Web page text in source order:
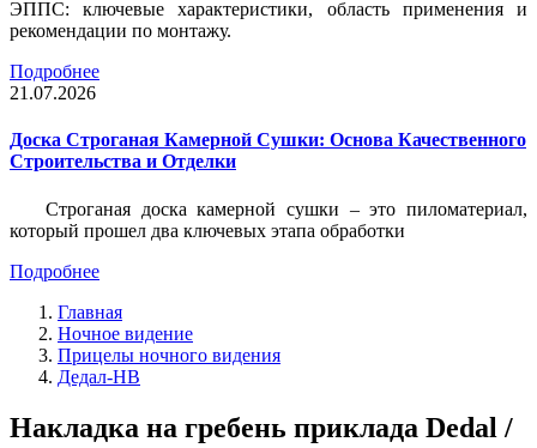
ЭППС: ключевые характеристики, область применения и
рекомендации по монтажу.
Подробнее
21.07.2026
Доска Строганая Камерной Сушки: Основа Качественного
Строительства и Отделки
Строганая доска камерной сушки – это пиломатериал,
который прошел два ключевых этапа обработки
Подробнее
Главная
Ночное видение
Прицелы ночного видения
Дедал-НВ
Накладка на гребень приклада Dedal /